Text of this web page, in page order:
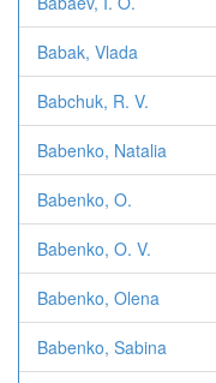
Babak, Vlada
Babchuk, R. V.
Babenko, Natalia
Babenko, O.
Babenko, O. V.
Babenko, Olena
Babenko, Sabina